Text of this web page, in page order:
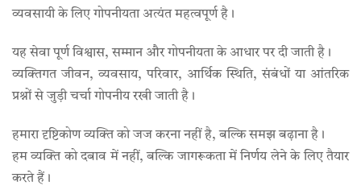
व्यवसायी के लिए गोपनीयता अत्यंत महत्वपूर्ण है।
यह सेवा पूर्ण विश्वास, सम्मान और गोपनीयता के आधार पर दी जाती है।
व्यक्तिगत जीवन, व्यवसाय, परिवार, आर्थिक स्थिति, संबंधों या आंतरिक
प्रश्नों से जुड़ी चर्चा गोपनीय रखी जाती है।
हमारा दृष्टिकोण व्यक्ति को जज करना नहीं है, बल्कि समझ बढ़ाना है।
हम व्यक्ति को दबाव में नहीं, बल्कि जागरूकता में निर्णय लेने के लिए तैयार
करते हैं।